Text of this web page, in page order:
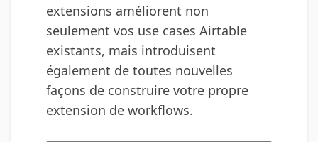
extensions améliorent non
seulement vos use cases Airtable
existants, mais introduisent
également de toutes nouvelles
façons de construire votre propre
extension de workflows.